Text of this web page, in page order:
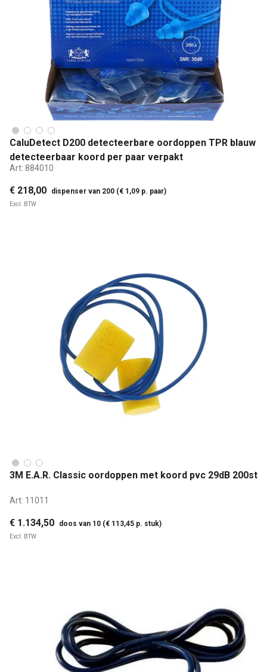
CaluDetect D200 detecteerbare oordoppen TPR blauw
detecteerbaar koord per paar verpakt
Art: 884010
€ 218,00 dispenser van 200 (€ 1,09 p. paar)
Excl. BTW
3M E.A.R. Classic oordoppen met koord pvc 29dB 200st
Art: 11011
€ 1.134,50 doos van 10 (€ 113,45 p. stuk)
Excl. BTW